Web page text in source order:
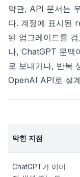
약관, API 문서는
다. 계정에 표시된
된 업그레이드를
나, ChatGPT 문맥
로 보내거나, 반복
OpenAI API로 설
막힌 지점
ChatGPT가 이미